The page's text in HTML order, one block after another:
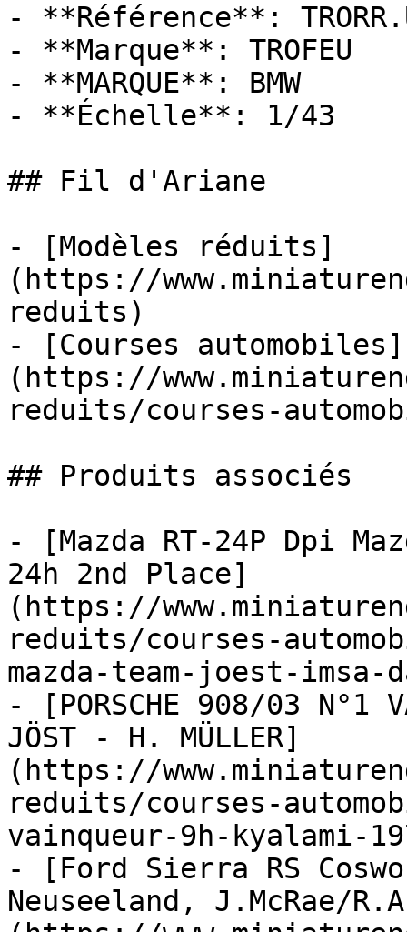
- **Référence**:
- **Marque**: TROFEU
- **MARQUE**: BMW
- **Échelle**: 1/43
## Fil d'Ariane
- [Modèles réduits]
(https://
reduits)
- [Courses automobiles]
(https://
reduits/courses-
## Produits associés
- [Mazda RT-24P Dpi
24h 2nd Place]
(https://
reduits/courses-
mazda-team-joest-imsa-
- [PORSCHE 908/03 N°1
JÖST - H. MÜLLER]
(https://
reduits/courses-
vainqueur-9h-kyalami-
- [Ford Sierra RS
Neuseeland, J.McRae/